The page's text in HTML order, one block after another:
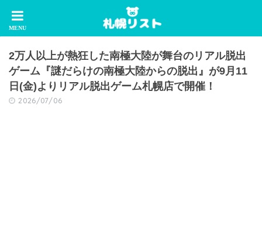
2万人以上が熱狂した南極大陸が舞台のリアル脱出
ゲーム『謎だらけの南極大陸からの脱出』が9月11
日(金)よりリアル脱出ゲーム札幌店で開催！
2026/07/06